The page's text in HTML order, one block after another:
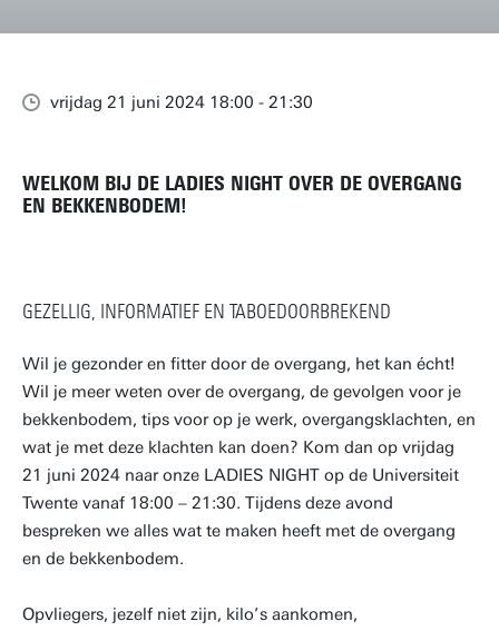
vrijdag 21 juni 2024 18:00 - 21:30
WELKOM BIJ DE LADIES NIGHT OVER DE OVERGANG
EN BEKKENBODEM!
GEZELLIG, INFORMATIEF EN TABOEDOORBREKEND
Wil je gezonder en fitter door de overgang, het kan écht!
Wil je meer weten over de overgang, de gevolgen voor je
bekkenbodem, tips voor op je werk, overgangsklachten, en
wat je met deze klachten kan doen? Kom dan op vrijdag
21 juni 2024 naar onze LADIES NIGHT op de Universiteit
Twente vanaf 18:00 – 21:30. Tijdens deze avond
bespreken we alles wat te maken heeft met de overgang
en de bekkenbodem.
Opvliegers, jezelf niet zijn, kilo’s aankomen,